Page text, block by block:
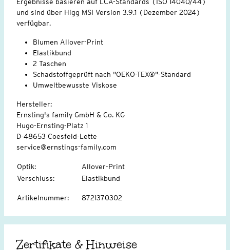
und sind über Higg MSI Version 3.9.1 (Dezember 2024)
verfügbar.
Blumen Allover-Print
Elastikbund
2 Taschen
Schadstoffgeprüft nach "OEKO-TEX®"-Standard
Umweltbewusste Viskose
Hersteller:
Ernsting's family GmbH & Co. KG
Hugo-Ernsting-Platz 1
D-48653 Coesfeld-Lette
service@ernstings-family.com
Optik:
Allover-Print
Verschluss: Elastikbund
Artikelnummer: 8721370302
Zertifikate & Hinweise